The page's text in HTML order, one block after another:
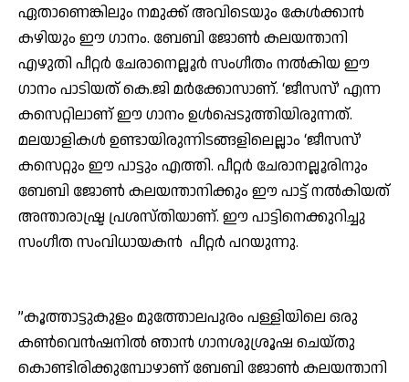
ഏതാണെങ്കിലും നമുക്ക് അവിടെയും കേള്‍ക്കാന്‍
കഴിയും ഈ ഗാനം. ബേബി ജോണ്‍ കലയന്താനി
എഴുതി പീറ്റര്‍ ചേരാനെല്ലൂര്‍ സംഗീതം നല്‍കിയ ഈ
ഗാനം പാടിയത് കെ.ജി മര്‍ക്കോസാണ്. ‘ജീസസ്’ എന്ന
കസെറ്റിലാണ് ഈ ഗാനം ഉള്‍പ്പെടുത്തിയിരുന്നത്.
മലയാളികള്‍ ഉണ്ടായിരുന്നിടങ്ങളിലെല്ലാം ‘ജീസസ്’
കസെറ്റും ഈ പാട്ടും എത്തി. പീറ്റര്‍ ചേരാനല്ലൂരിനും
ബേബി ജോണ്‍ കലയന്താനിക്കും ഈ പാട്ട് നല്‍കിയത്
അന്താരാഷ്ട്ര പ്രശസ്തിയാണ്. ഈ പാട്ടിനെക്കുറിച്ചു
സംഗീത സംവിധായകന്‍ പീറ്റര്‍ പറയുന്നു.
”കൂത്താട്ടുകുളം മുത്തോലപുരം പള്ളിയിലെ ഒരു
കണ്‍വെന്‍ഷനില്‍ ഞാന്‍ ഗാനശുശ്രൂഷ ചെയ്തു
കൊണ്ടിരിക്കുമ്പോഴാണ് ബേബി ജോണ്‍ കലയന്താനി